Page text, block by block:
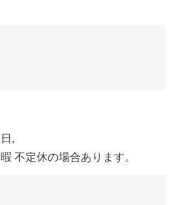
,
不定休の場合あります。